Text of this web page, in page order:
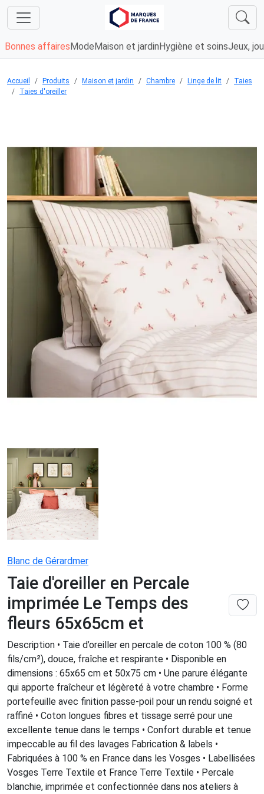
Bonnes affaires Mode Maison et jardin Hygiène et soinsJeux,
Accueil Produits Maison et jardin Chambre Linge de lit
Taies
Taies d'oreiller
Blanc de Gérardmer
Taie d'oreiller en Percale
imprimée Le Temps des
fleurs 65x65cm et
Description • Taie d’oreiller en percale de coton 100 % (80
fils/cm²), douce, fraîche et respirante • Disponible en
dimensions : 65x65 cm et 50x75 cm • Une parure élégante
qui apporte fraîcheur et légèreté à votre chambre • Forme
portefeuille avec finition passe-poil pour un rendu soigné et
raffiné • Coton longues fibres et tissage serré pour une
excellente tenue dans le temps • Confort durable et tenue
impeccable au fil des lavages Fabrication & labels •
Fabriquées à 100 % en France dans les Vosges • Labellisées
Vosges Terre Textile et France Terre Textile • Percale
blanchie, imprimée et confectionnée dans nos ateliers à